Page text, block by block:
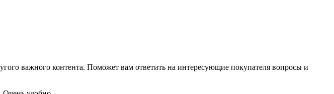
важного контента. Поможет вам ответить на интересующие покупателя вопросы и